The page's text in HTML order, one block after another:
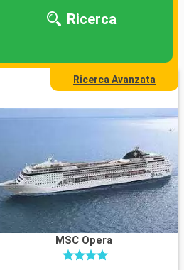
Ricerca
Ricerca Avanzata
MSC Opera